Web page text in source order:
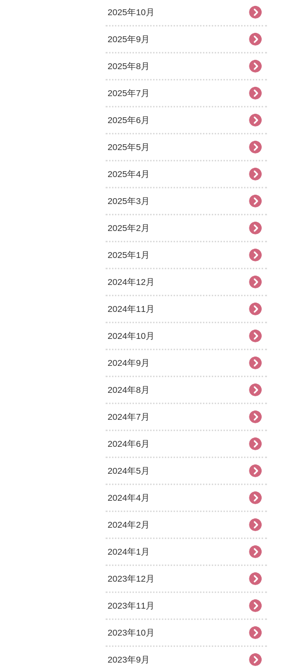
2025年10月
2025年9月
2025年8月
2025年7月
2025年6月
2025年5月
2025年4月
2025年3月
2025年2月
2025年1月
2024年12月
2024年11月
2024年10月
2024年9月
2024年8月
2024年7月
2024年6月
2024年5月
2024年4月
2024年2月
2024年1月
2023年12月
2023年11月
2023年10月
2023年9月